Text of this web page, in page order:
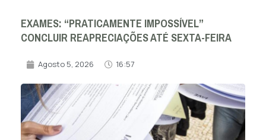
EXAMES: “PRATICAMENTE IMPOSSÍVEL”
CONCLUIR REAPRECIAÇÕES ATÉ SEXTA-FEIRA
Agosto 5, 2026 16:57